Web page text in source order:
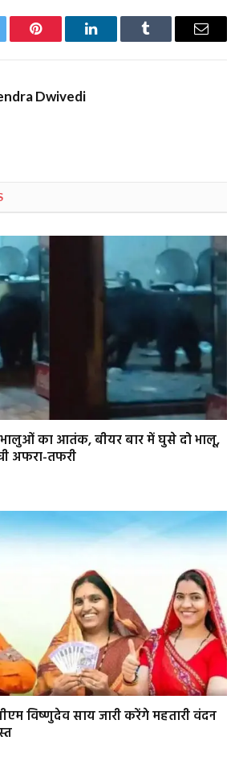
Pinterest LinkedInTumblr Email
Dwivedi
का आतंक, बीयर बार में घुसे दो भालू,
अफरा-तफरी
विष्णुदेव साय जारी करेंगे महतारी वंदन